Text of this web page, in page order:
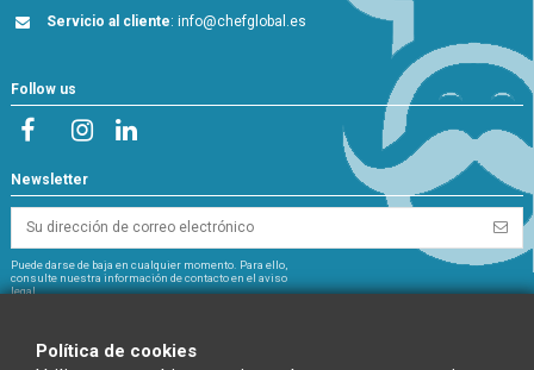
Servicio al cliente:info@chefglobal.es
Follow us
Newsletter
Puede darse de baja en cualquier momento. Para ello,
consulte nuestra información de contacto en el aviso
legal.
Política de cookies